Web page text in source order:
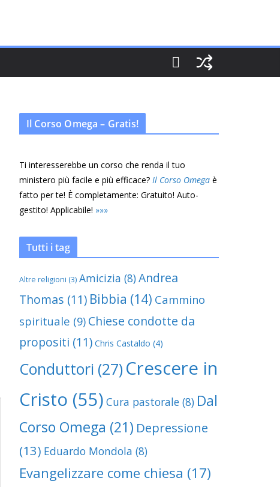
Il Corso Omega – Gratis!
Ti interesserebbe un corso che renda il tuo
ministero più facile e più efficace? Il Corso Omega è
fatto per te! È completamente: Gratuito! Auto-
gestito! Applicabile! »»»
Tutti i tag
Altre religioni (3) Amicizia (8)Andrea
Thomas (11) Bibbia (14) Cammino
spirituale (9) Chiese condotte da
propositi (11) Chris Castaldo (4)
Conduttori (27) Crescere in
Cristo (55) Cura pastorale (8) Dal
Corso Omega (21) Depressione
(13) Eduardo Mondola (8)
Evangelizzare come chiesa (17)